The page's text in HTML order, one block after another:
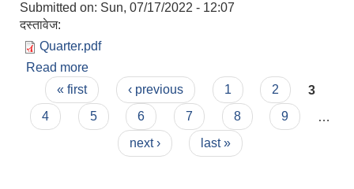
Submitted on: Sun, 07/17/2022 - 12:07
दस्तावेज:
Quarter.pdf
Read more
Pages
« first ‹ previous 1 2
3
4
5 6 7 8 9
next ›
last »